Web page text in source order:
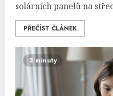
solárních panelů na
PŘEČÍST ČLÁNEK
3 minuty